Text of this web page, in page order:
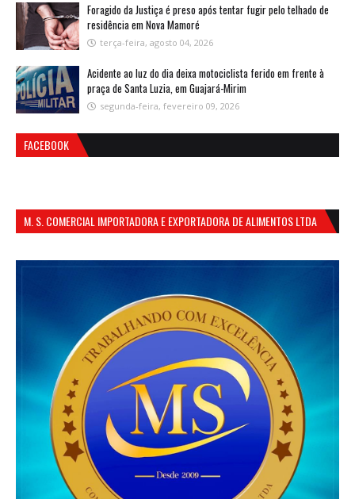
Foragido da Justiça é preso após tentar fugir pelo telhado de
residência em Nova Mamoré
terça-feira, agosto 04, 2026
Acidente ao luz do dia deixa motociclista ferido em frente à
praça de Santa Luzia, em Guajará-Mirim
segunda-feira, fevereiro 09, 2026
FACEBOOK
M. S. COMERCIAL IMPORTADORA E EXPORTADORA DE ALIMENTOS LTDA